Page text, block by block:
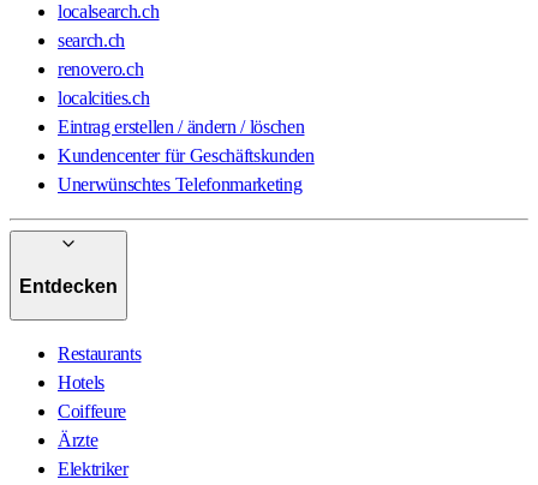
localsearch.ch
search.ch
renovero.ch
localcities.ch
Eintrag erstellen / ändern / löschen
Kundencenter für Geschäftskunden
Unerwünschtes Telefonmarketing
Entdecken
Restaurants
Hotels
Coiffeure
Ärzte
Elektriker